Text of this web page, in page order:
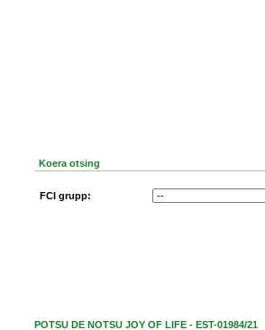
Koera otsing
FCI grupp:
POTSU DE NOTSU JOY OF LIFE - EST-01984/21